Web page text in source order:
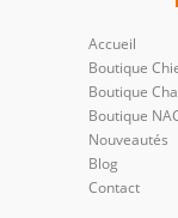
Accueil
Boutique
Boutique
Boutique
Nouveautés
Blog
Contact